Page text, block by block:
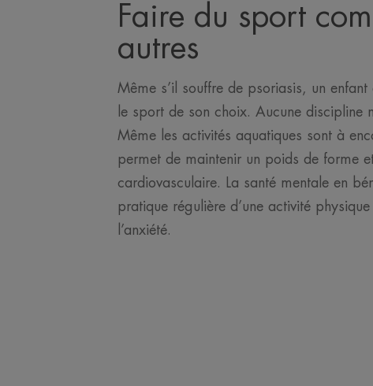
Faire du sport
autres
Même s’il souffre de psoriasis, un
le sport de son choix. Aucune discipline
Même les activités aquatiques sont à
permet de maintenir un poids de forme
cardiovasculaire. La santé mentale en
pratique régulière d’une activité
l’anxiété.